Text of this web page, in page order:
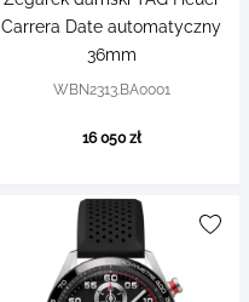
Carrera Date automatyczny
36mm
WBN2313.BA0001
16 050 zł